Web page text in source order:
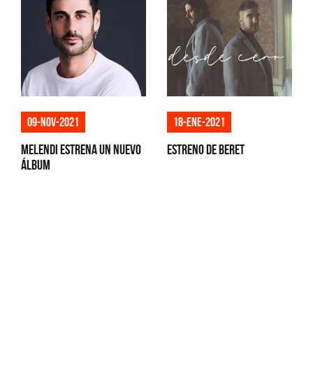
09-nov-2021
Melendi estrena un nuevo
álbum
18-ene-2021
Estreno de Beret